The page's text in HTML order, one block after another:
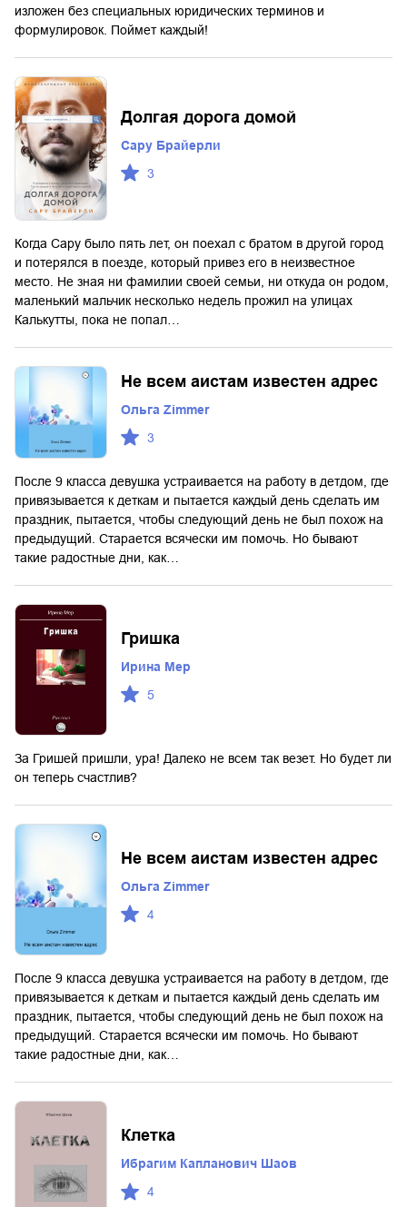
изложен без специальных юридических терминов и
формулировок. Поймет каждый!
Долгая дорога домой
Сару Брайерли
3
Когда Сару было пять лет, он поехал с братом в другой город
и потерялся в поезде, который привез его в неизвестное
место. Не зная ни фамилии своей семьи, ни откуда он родом,
маленький мальчик несколько недель прожил на улицах
Калькутты, пока не попал…
Не всем аистам известен адрес
Ольга Zimmer
3
После 9 класса девушка устраивается на работу в детдом, где
привязывается к деткам и пытается каждый день сделать им
праздник, пытается, чтобы следующий день не был похож на
предыдущий. Старается всячески им помочь. Но бывают
такие радостные дни, как…
Гришка
Ирина Мер
5
За Гришей пришли, ура! Далеко не всем так везет. Но будет ли
он теперь счастлив?
Не всем аистам известен адрес
Ольга Zimmer
4
После 9 класса девушка устраивается на работу в детдом, где
привязывается к деткам и пытается каждый день сделать им
праздник, пытается, чтобы следующий день не был похож на
предыдущий. Старается всячески им помочь. Но бывают
такие радостные дни, как…
Клетка
Ибрагим Капланович Шаов
4